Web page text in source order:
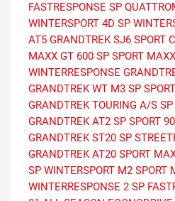
FASTRESPONSE SP
WINTERSPORT 4D SP
AT5 GRANDTREK SJ6 SPORT
MAXX GT 600 SP SPORT
WINTERRESPONSE
GRANDTREK WT M3 SP
GRANDTREK TOURING A/S
GRANDTREK AT2 SP SPORT
GRANDTREK ST20 SP
GRANDTREK AT20 SPORT
SP WINTERSPORT M2 SPORT
WINTERRESPONSE 2 SP